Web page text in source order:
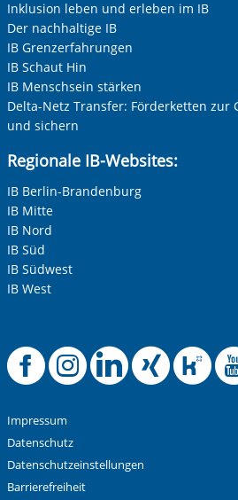
Inklusion leben und erleben im IB
Der nachhaltige IB
IB Grenzerfahrungen
IB Schaut Hin
IB Menschsein stärken
Delta-Netz Transfer: Förderketten
und sichern
Regionale IB-Websites:
IB Berlin-Brandenburg
IB Mitte
IB Nord
IB Süd
IB Südwest
IB West
Offizielle
Impressum
Datenschutz
Datenschutzeinstellungen
Barrierefreiheit